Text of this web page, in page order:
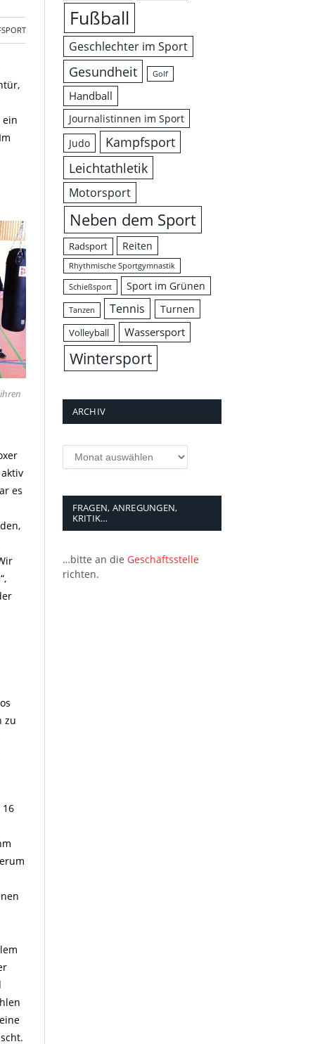
ein
es
zu
Fußball
Geschlechter im Sport
Gesundheit Golf
Handball
Journalistinnen im Sport
Judo
Kampfsport
Leichtathletik
Motorsport
Neben dem Sport
Radsport Reiten
Rhythmische Sportgymnastik
Schießsport Sport im Grünen
Tanzen Tennis Turnen
Volleyball Wassersport
Wintersport
ARCHIV
Archiv
FRAGEN, ANREGUNGEN,
KRITIK…
…bitte an die Geschäftsstelle
richten.